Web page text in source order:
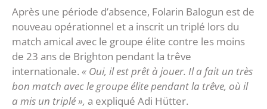
Après une période d’absence, Folarin Balogun est de
nouveau opérationnel et a inscrit un triplé lors du
match amical avec le groupe élite contre les moins
de 23 ans de Brighton pendant la trêve
internationale. « Oui, il est prêt à jouer. Il a fait un très
bon match avec le groupe élite pendant la trêve, où il
a mis un triplé », a expliqué Adi Hütter.